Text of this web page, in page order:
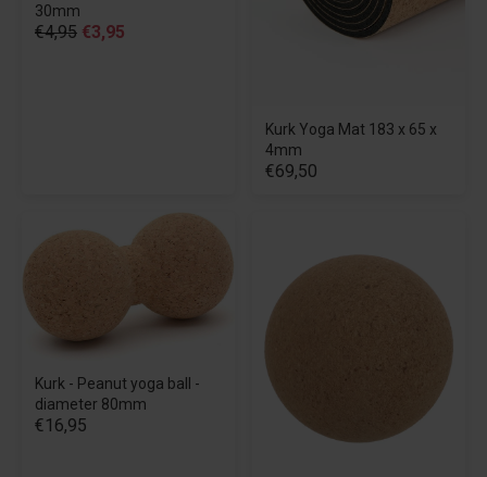
30mm
€4,95 €3,95
Kurk Yoga Mat 183 x 65 x
4mm
€69,50
Kurk - Peanut yoga ball -
diameter 80mm
€16,95